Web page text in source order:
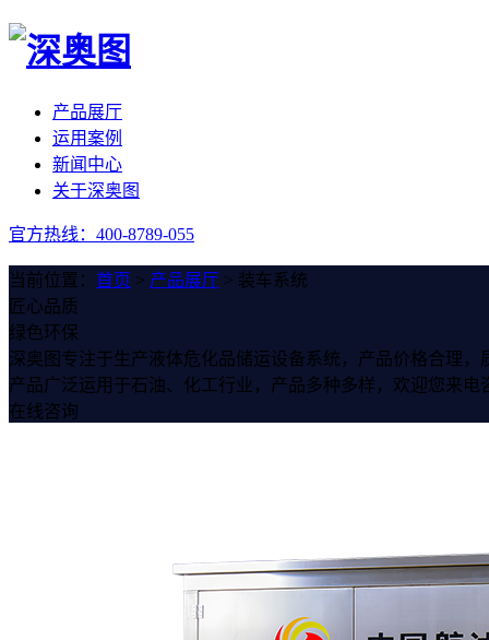
产品展厅
运用案例
新闻中心
关于深奥图
官方热线：400-8789-055
当前位置： 首页 > 产品展厅 > 装车系统
匠心品质
绿色环保
深奥图专注于生产液体危化品储运设备系统，产品价格合理
产品广泛运用于石油、化工行业，产品多种多样，欢迎您来电
在线咨询